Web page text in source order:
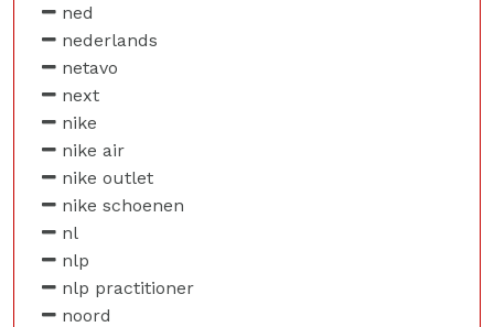
ned
nederlands
netavo
next
nike
nike air
nike outlet
nike schoenen
nl
nlp
nlp practitioner
noord